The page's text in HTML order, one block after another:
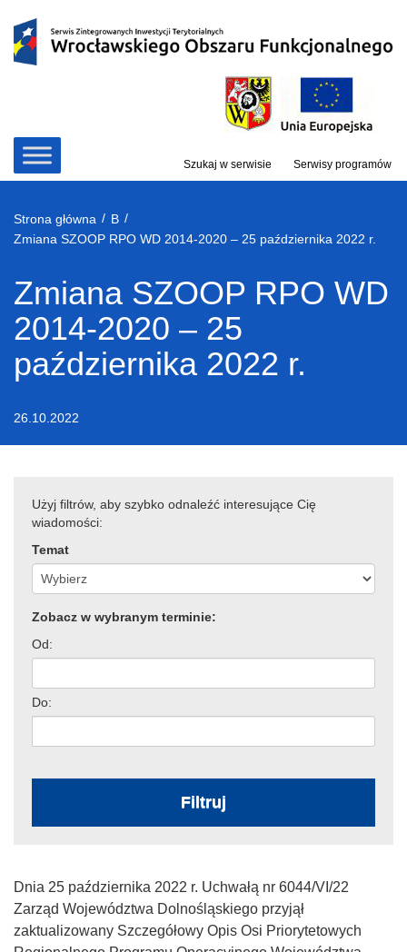
treści
Szukaj w serwisie Serwisy programów
Strona główna / B /
Zmiana SZOOP RPO WD 2014-2020 – 25 października 2022 r.
Zmiana SZOOP RPO WD
2014-2020 – 25
października 2022 r.
26.10.2022
Użyj filtrów, aby szybko odnaleźć interesujące Cię
wiadomości:
Temat
Zobacz w wybranym terminie:
Od:
Do:
Filtruj
Dnia 25 października 2022 r. Uchwałą nr 6044/VI/22
Zarząd Województwa Dolnośląskiego przyjął
zaktualizowany Szczegółowy Opis Osi Priorytetowych